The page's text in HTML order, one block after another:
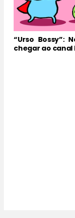
“Urso Bossy”:
chegar ao canal